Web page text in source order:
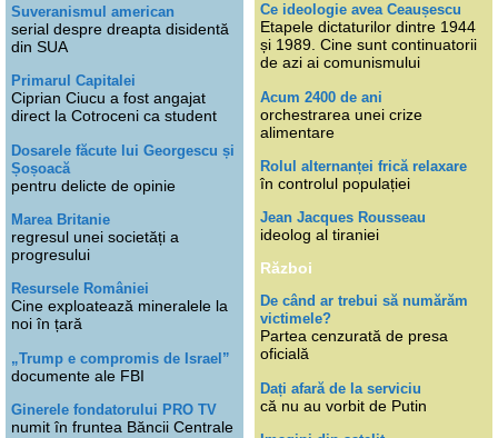
Suveranismul american
serial despre dreapta disidentă
din SUA
Primarul Capitalei
Ciprian Ciucu a fost angajat
direct la Cotroceni ca student
Dosarele făcute lui Georgescu și
Șoșoacă
pentru delicte de opinie
Marea Britanie
regresul unei societăți a
progresului
Resursele României
Cine exploatează mineralele la
noi în țară
„Trump e compromis de Israel”
documente ale FBI
Ginerele fondatorului PRO TV
numit în fruntea Băncii Centrale
Ce ideologie avea Ceaușescu
Etapele dictaturilor dintre 1944
și 1989. Cine sunt continuatorii
de azi ai comunismului
Acum 2400 de ani
orchestrarea unei crize
alimentare
Rolul alternanței frică relaxare
în controlul populației
Jean Jacques Rousseau
ideolog al tiraniei
Război
De când ar trebui să numărăm
victimele?
Partea cenzurată de presa
oficială
Dați afară de la serviciu
că nu au vorbit de Putin